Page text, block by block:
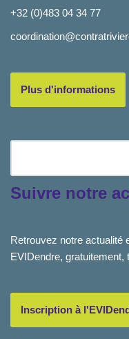
+32 (0)483 04 34 77
Plus d'informations
Suivre notre
Retrouvez notre actualité
EVIDendre, gratuitement,
Inscription à